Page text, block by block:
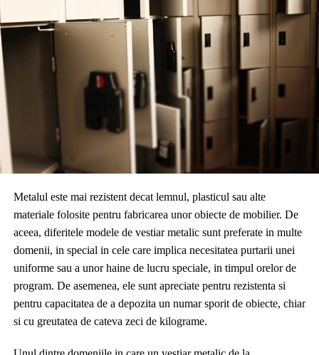
Metalul este mai rezistent decat lemnul, plasticul sau alte
materiale folosite pentru fabricarea unor obiecte de mobilier. De
aceea, diferitele modele de vestiar metalic sunt preferate in multe
domenii, in special in cele care implica necesitatea purtarii unei
uniforme sau a unor haine de lucru speciale, in timpul orelor de
program. De asemenea, ele sunt apreciate pentru rezistenta si
pentru capacitatea de a depozita un numar sporit de obiecte, chiar
si cu greutatea de cateva zeci de kilograme.